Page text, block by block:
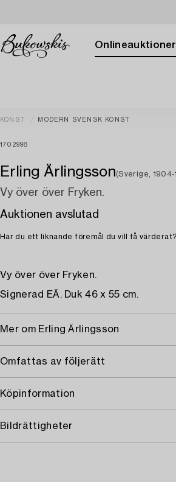
Onlineauktioner
KONST MODERN SVENSK KONST
1702998
Erling Ärlingsson(Sverige, 1904-
Vy över över Fryken.
Auktionen avslutad
Har du ett liknande föremål du vill få värderat?
Vy över över Fryken.
Signerad EÄ. Duk 46 x 55 cm.
Mer om Erling Ärlingsson
Omfattas av följerätt
Köpinformation
Bildrättigheter